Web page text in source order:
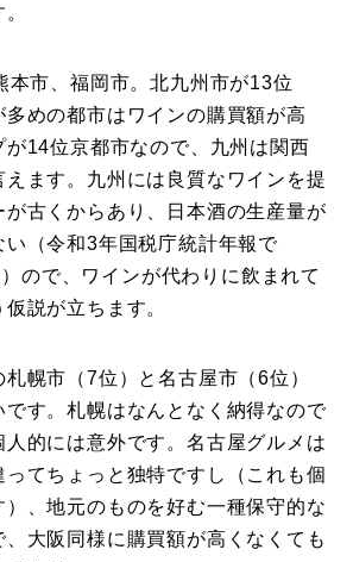
本市、福岡市。北九州市が13位
めの都市はワインの購買額が高
が14位京都市なので、九州は関西
えます。九州には良質なワインを提
古くからあり、日本酒の生産量が
い（令和3年国税庁統計年報で
ので、ワインが代わりに飲まれて
説が立ちます。
幌市（7位）と名古屋市（6位）
です。札幌はなんとなく納得なので
的には意外です。名古屋グルメは
てちょっと独特ですし（これも個
）、地元のものを好む一種保守的な
大阪同様に購買額が高くなくても